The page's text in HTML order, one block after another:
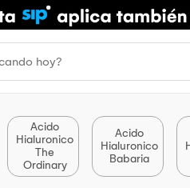
Acido
Hialuronico
The
Ordinary
Acido
Hialuronico
Babaria